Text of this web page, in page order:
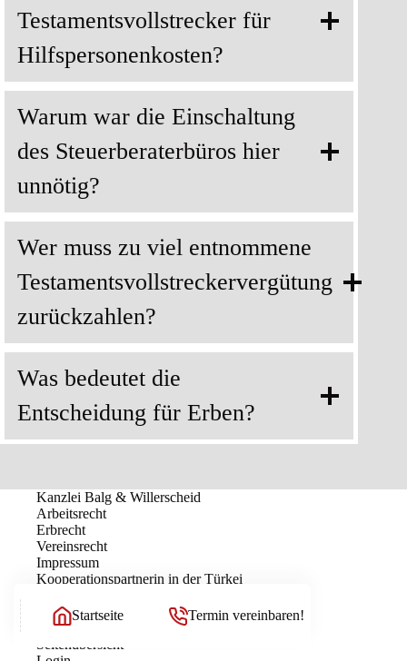
Testamentsvollstrecker für
Hilfspersonenkosten?
Warum war die Einschaltung
des Steuerberaterbüros hier
unnötig?
Wer muss zu viel entnommene
Testamentsvollstreckervergütung
zurückzahlen?
Was bedeutet die
Entscheidung für Erben?
Kanzlei Balg & Willerscheid
Arbeitsrecht
Erbrecht
Vereinsrecht
Impressum
Kooperationspartnerin in der Türkei
Kosten und Gebühren
Aktuelles
Seitenübersicht
Startseite Termin vereinbaren!